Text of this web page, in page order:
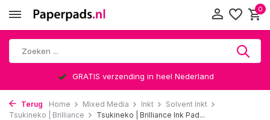
0
GRATIS verzending in heel Nederland
Terug Home Mixed Media Inkt
Solvent Inkt
Tsukineko | Brilliance
Tsukineko | Brilliance Ink Pad...